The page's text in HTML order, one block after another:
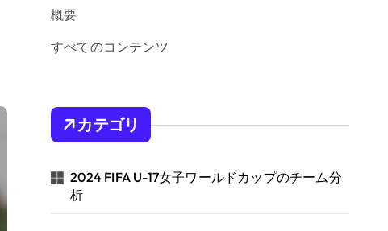
概要
すべてのコンテンツ
カテゴリ
2024 FIFA U-17女子ワールドカップのチーム分
析